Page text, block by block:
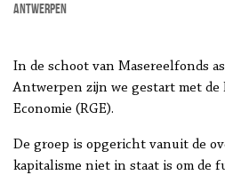
Antwerpen
In de schoot van Masereelfonds
Antwerpen zijn we gestart met de
Economie (RGE).
De groep is opgericht vanuit de
kapitalisme niet in staat is om de